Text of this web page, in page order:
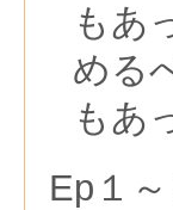
もあ
める
もあ
Ep１